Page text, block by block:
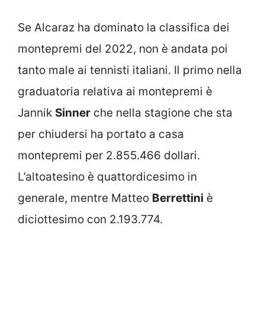
Se Alcaraz ha dominato la classifica dei
montepremi del 2022, non è andata poi
tanto male ai tennisti italiani. Il primo nella
graduatoria relativa ai montepremi è
Jannik Sinner che nella stagione che sta
per chiudersi ha portato a casa
montepremi per 2.855.466 dollari.
L’altoatesino è quattordicesimo in
generale, mentre Matteo Berrettini è
diciottesimo con 2.193.774.